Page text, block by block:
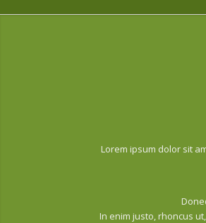
Lorem ipsum dolor sit
In enim justo, rhoncus